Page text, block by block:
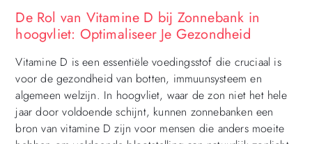
De Rol van Vitamine D bij Zonnebank in
hoogvliet: Optimaliseer Je Gezondheid
Vitamine D is een essentiële voedingsstof die cruciaal is
voor de gezondheid van botten, immuunsysteem en
algemeen welzijn. In hoogvliet, waar de zon niet het hele
jaar door voldoende schijnt, kunnen zonnebanken een
bron van vitamine D zijn voor mensen die anders moeite